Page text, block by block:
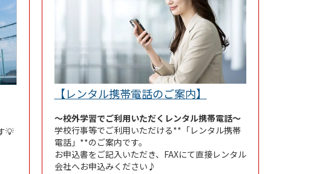
Opens in New Tab
💡
【レンタル携帯電話のご案内】
～校外学習でご利用いただくレンタル携帯電話～
学校行事等でご利用いただける** 「レンタル携帯
電話」 **のご案内です。
お申込書をご記入いただき、FAXにて直接レンタル
会社へお申込みください♪